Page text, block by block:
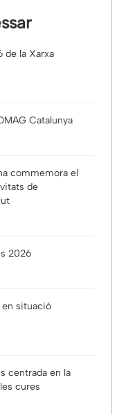
de la Xarxa
Catalunya
commemora el
de
2026
en situació
centrada en la
cures